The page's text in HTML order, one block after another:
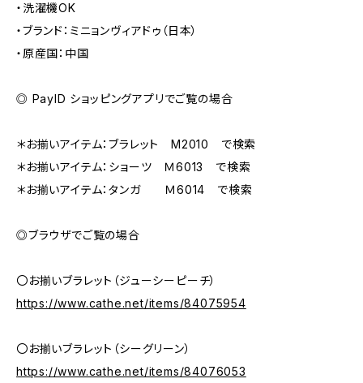
・洗濯機OK
・ブランド：ミニョンヴィアドゥ（日本）
・原産国：中国
◎ PayID ショッピングアプリでご覧の場合
＊お揃いアイテム：ブラレット M2010 で検索
＊お揃いアイテム：ショーツ Ｍ6013 で検索
＊お揃いアイテム：タンガ Ｍ6014 で検索
◎ブラウザでご覧の場合
〇お揃いブラレット（ジューシーピーチ）
https://www.cathe.net/items/84075954
〇お揃いブラレット（シーグリーン）
https://www.cathe.net/items/84076053